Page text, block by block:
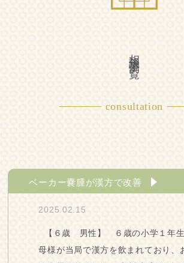
相談事例一覧
consultation
ベーカー嚢腫が漢方で改善
2025.02.15
【６歳 男性】 ６歳の小学１年生
母様が当局で漢方を飲まれており、